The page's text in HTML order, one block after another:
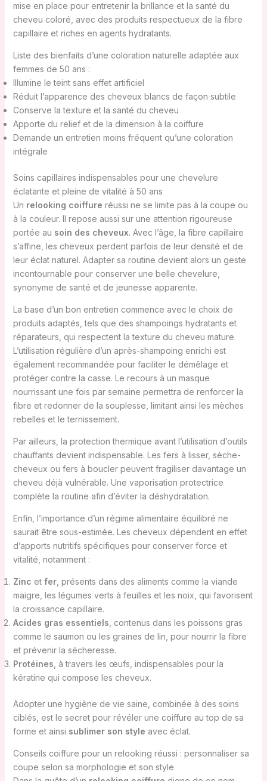
mise en place pour entretenir la brillance et la santé du
cheveu coloré, avec des produits respectueux de la fibre
capillaire et riches en agents hydratants.
Liste des bienfaits d’une coloration naturelle adaptée aux
femmes de 50 ans :
Illumine le teint sans effet artificiel
Réduit l’apparence des cheveux blancs de façon subtile
Conserve la texture et la santé du cheveu
Apporte du relief et de la dimension à la coiffure
Demande un entretien moins fréquent qu’une coloration
intégrale
Soins capillaires indispensables pour une chevelure
éclatante et pleine de vitalité à 50 ans
Un relooking coiffure réussi ne se limite pas à la coupe ou
à la couleur. Il repose aussi sur une attention rigoureuse
portée au soin des cheveux. Avec l’âge, la fibre capillaire
s’affine, les cheveux perdent parfois de leur densité et de
leur éclat naturel. Adapter sa routine devient alors un geste
incontournable pour conserver une belle chevelure,
synonyme de santé et de jeunesse apparente.
La base d’un bon entretien commence avec le choix de
produits adaptés, tels que des shampoings hydratants et
réparateurs, qui respectent la texture du cheveu mature.
L’utilisation régulière d’un après-shampoing enrichi est
également recommandée pour faciliter le démêlage et
protéger contre la casse. Le recours à un masque
nourrissant une fois par semaine permettra de renforcer la
fibre et redonner de la souplesse, limitant ainsi les mèches
rebelles et le ternissement.
Par ailleurs, la protection thermique avant l’utilisation d’outils
chauffants devient indispensable. Les fers à lisser, sèche-
cheveux ou fers à boucler peuvent fragiliser davantage un
cheveu déjà vulnérable. Une vaporisation protectrice
complète la routine afin d’éviter la déshydratation.
Enfin, l’importance d’un régime alimentaire équilibré ne
saurait être sous-estimée. Les cheveux dépendent en effet
d’apports nutritifs spécifiques pour conserver force et
vitalité, notamment :
Zinc et fer, présents dans des aliments comme la viande
maigre, les légumes verts à feuilles et les noix, qui favorisent
la croissance capillaire.
Acides gras essentiels, contenus dans les poissons gras
comme le saumon ou les graines de lin, pour nourrir la fibre
et prévenir la sécheresse.
Protéines, à travers les œufs, indispensables pour la
kératine qui compose les cheveux.
Adopter une hygiène de vie saine, combinée à des soins
ciblés, est le secret pour révéler une coiffure au top de sa
forme et ainsi sublimer son style avec éclat.
Conseils coiffure pour un relooking réussi : personnaliser sa
coupe selon sa morphologie et son style